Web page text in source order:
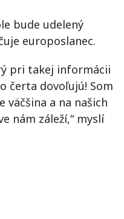
bude udelený
europoslanec.
pri takej informácii
čerta dovoľujú! Som
väčšina a na našich
nám záleží,“ myslí